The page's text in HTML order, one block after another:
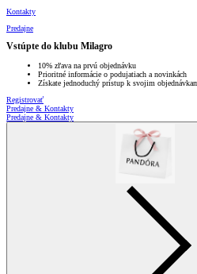
Kontakty
Predajne
Vstúpte do klubu Milagro
10% zľava na prvú objednávku
Prioritné informácie o podujatiach a novinkách
Získate jednoduchý prístup k svojim
Registrovať
Predajne & Kontakty
Predajne & Kontakty